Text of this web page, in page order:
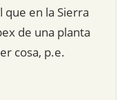
que en la Sierra
de una planta
cosa, p.e.